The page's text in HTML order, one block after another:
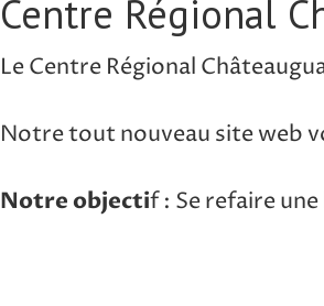
Centre Régional
Le Centre Régional
Notre tout nouveau site web
Notre objectif : Se refaire